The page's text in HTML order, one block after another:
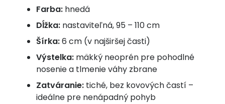
Farba: hnedá
Dĺžka: nastaviteľná, 95 – 110 cm
Šírka:6 cm (v najširšej časti)
Výstelka: mäkký neoprén pre pohodlné
nosenie a tlmenie váhy zbrane
Zatváranie: tiché, bez kovových častí –
ideálne pre nenápadný pohyb